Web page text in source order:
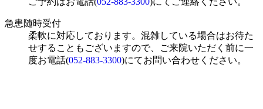
急患随時受付
柔軟に対応しております。混雑している場合はお待た
せすることもございますので、ご来院いただく前に一
度お電話(052-883-3300)にてお問い合わせください。